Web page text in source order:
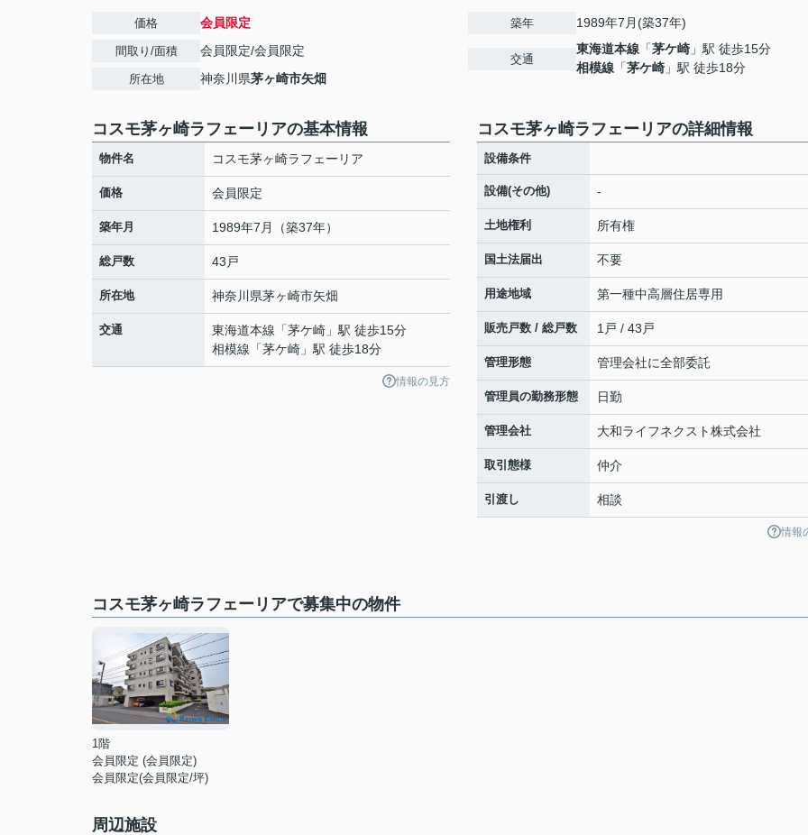
価格 会員限定
間取り/面積 会員限定/会員限定
所在地 神奈川県茅ヶ崎市矢畑
築年 1989年7月(築37年)
交通
東海道本線 「茅ケ崎 」駅 徒歩15分
相模線 「茅ケ崎 」駅 徒歩18分
コスモ茅ヶ崎ラフェーリアの基本情報
物件名 コスモ茅ヶ崎ラフェーリア
価格 会員限定
築年月 1989年7月（築37年）
総戸数 43戸
所在地 神奈川県茅ヶ崎市矢畑
交通 東海道本線 「茅ケ崎 」駅 徒歩15分
相模線 「茅ケ崎 」駅 徒歩18分
情報の見方
コスモ茅ヶ崎ラフェーリアの詳細情報
設備条件
設備(その他) -
土地権利 所有権
国土法届出 不要
用途地域 第一種中高層住居専用
販売戸数 / 総戸数 1戸 / 43戸
管理形態 管理会社に全部委託
管理員の勤務形態 日勤
管理会社 大和ライフネクスト株式会社
取引態様 仲介
引渡し 相談
情報
コスモ茅ヶ崎ラフェーリアで募集中の物件
1階
会員限定 (会員限定)
会員限定(会員限定/坪)
周辺施設